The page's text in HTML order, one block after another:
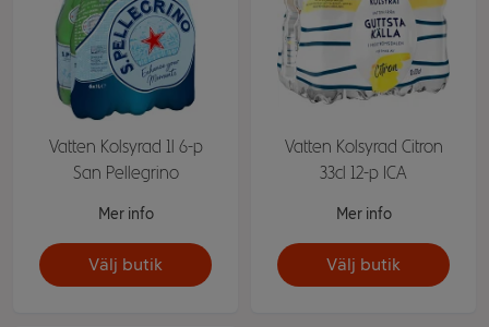
Vatten Kolsyrad 1l 6-p
San Pellegrino
Mer info
Välj butik
Vatten Kolsyrad Citron
33cl 12-p ICA
Mer info
Välj butik